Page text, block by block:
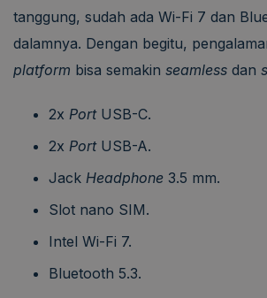
tanggung, sudah ada Wi-Fi 7 dan
dalamnya. Dengan begitu,
platform bisa semakin seamless dan
2x Port USB-C.
2x Port USB-A.
Jack Headphone 3.5 mm.
Slot nano SIM.
Intel Wi-Fi 7.
Bluetooth 5.3.